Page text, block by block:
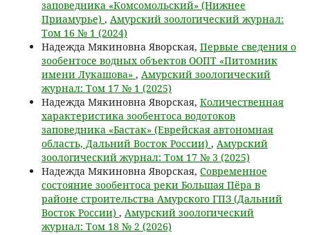
заповедника «Комсомольский» (Нижнее
Приамурье) , Амурский зоологический журнал:
Том 16 № 1 (2024)
Надежда Мякиновна Яворская, Первые сведения о
зообентосе водных объектов ООПТ «Питомник
имени Лукашова» , Амурский зоологический
журнал: Том 17 № 1 (2025)
Надежда Мякиновна Яворская, Количественная
характеристика зообентоса водотоков
заповедника «Бастак» (Еврейская автономная
область, Дальний Восток России) , Амурский
зоологический журнал: Том 17 № 3 (2025)
Надежда Мякиновна Яворская, Современное
состояние зообентоса реки Большая Пёра в
районе строительства Амурского ГПЗ (Дальний
Восток России) , Амурский зоологический
журнал: Том 18 № 2 (2026)